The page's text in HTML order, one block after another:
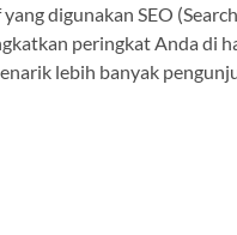
digunakan SEO (Search
peringkat Anda di
lebih banyak